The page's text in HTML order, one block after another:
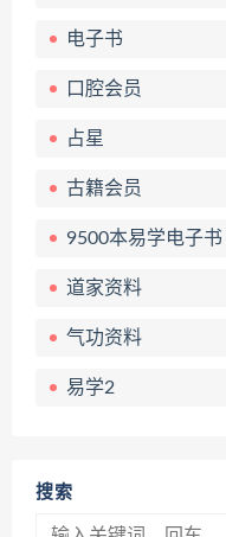
电子书
口腔会员
占星
古籍会员
9500本易学电子书
道家资料
气功资料
易学2
搜索